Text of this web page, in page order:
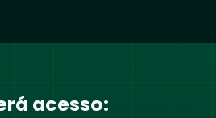
acesso: